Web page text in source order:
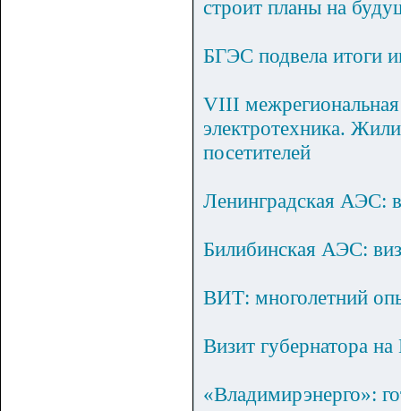
строит планы на
БГЭС подвела итоги
VIII межрегиональная
электротехника.
посетителей
Ленинградская АЭС:
Билибинская АЭС:
ВИТ: многолетний
Визит губернатора
«Владимирэнерго»: